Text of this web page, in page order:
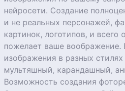
нейросети. Создание
и не реальных персонажей,
картинок, логотипов, и всего
пожелает ваше воображение.
изображения в разных
мультяшный, карандашный,
Возможность создания